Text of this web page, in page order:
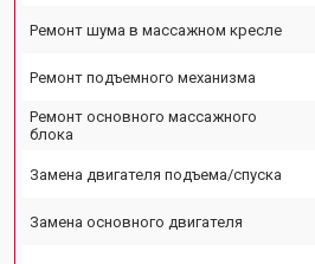
Ремонт шума в массажном кресле
Ремонт подъемного механизма
Ремонт основного массажного
блока
Замена двигателя подъема/спуска
Замена основного двигателя